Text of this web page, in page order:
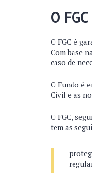
O
O FGC é
Com base
caso de
O Fundo é
Civil e as
O FGC,
tem as